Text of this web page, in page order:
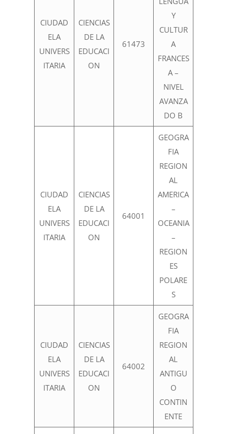
CIUDAD
ELA
UNIVERS
ITARIA
CIENCIAS
DE LA
EDUCACI
ON
61473
Y
CULTUR
A
FRANCES
A –
NIVEL
AVANZA
DO B
CIUDAD
ELA
UNIVERS
ITARIA
CIENCIAS
DE LA
EDUCACI
ON
64001
GEOGRA
FIA
REGION
AL
AMERICA
–
OCEANIA
–
REGION
ES
POLARE
S
CIUDAD
ELA
UNIVERS
ITARIA
CIENCIAS
DE LA
EDUCACI
ON
64002
GEOGRA
FIA
REGION
AL
ANTIGU
O
CONTIN
ENTE